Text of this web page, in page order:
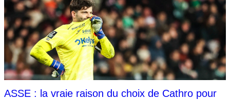
ASSE : la vraie raison du choix de Cathro pour